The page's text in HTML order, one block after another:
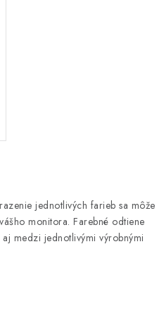
jednotlivých farieb sa môže
monitora. Farebné odtiene
medzi jednotlivými výrobnými